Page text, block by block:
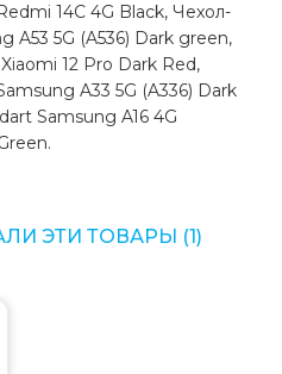
14C 4G Black, Чехол-
A53 5G (A536) Dark green,
12 Pro Dark Red,
A33 5G (A336) Dark
Samsung A16 4G
ЭТИ ТОВАРЫ (1)